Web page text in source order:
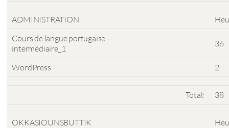
ADMINISTRATION
Cours de langue portugaise –
intermédiaire_1
36
WordPress 2
Total: 38
OKKASIOUNSBUTTIK